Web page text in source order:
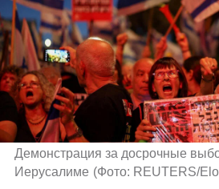
Демонстрация за досрочные
Иерусалиме (Фото: REUTERS/